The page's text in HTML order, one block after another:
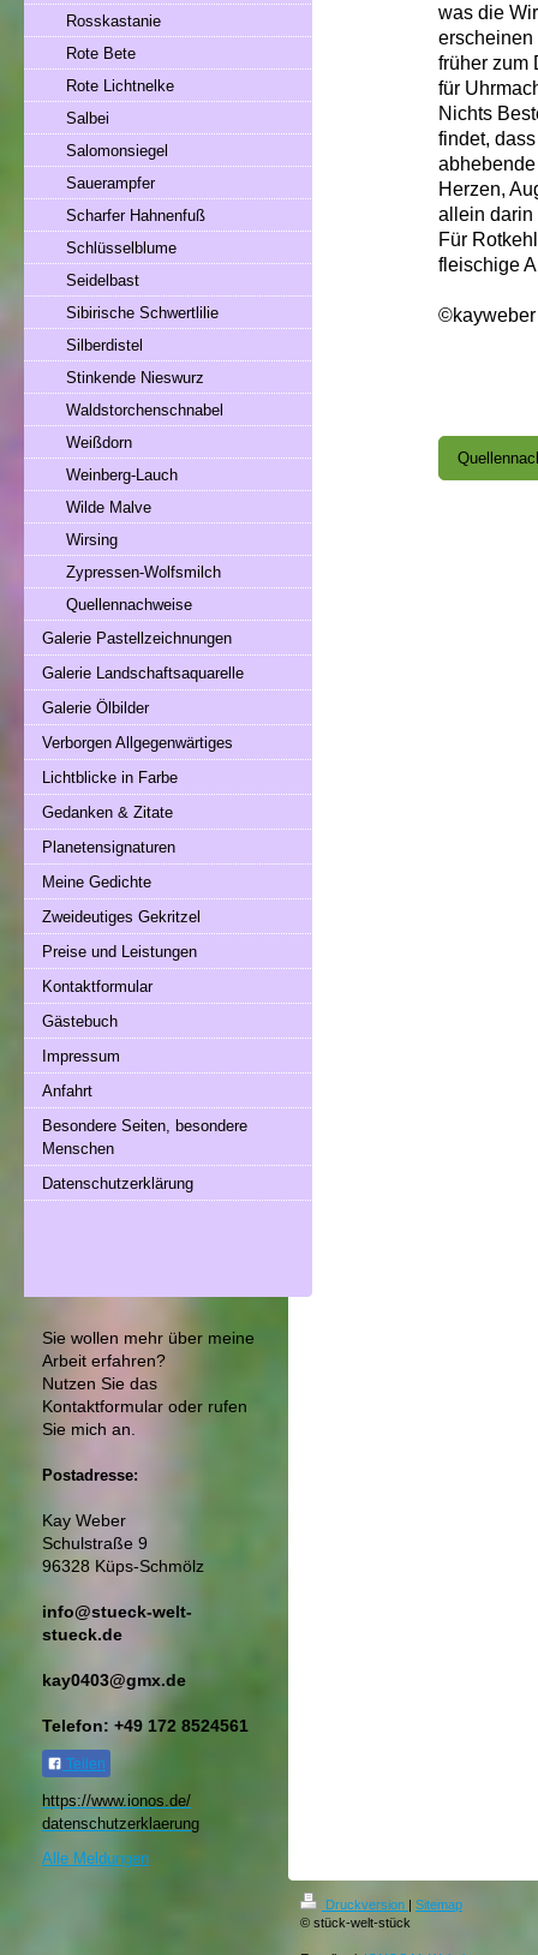
was die
erscheinen
früher zum
für
Nichts
findet,
Herzen,
allein darin
Für
fleischige
©kayweber
Rosskastanie
Rote Bete
Rote Lichtnelke
Salbei
Salomonsiegel
Sauerampfer
Scharfer Hahnenfuß
Schlüsselblume
Seidelbast
Sibirische Schwertlilie
Silberdistel
Stinkende Nieswurz
Waldstorchenschnabel
Weißdorn
Weinberg-Lauch
Wilde Malve
Wirsing
Zypressen-Wolfsmilch
Quellennachweise
Galerie Pastellzeichnungen
Galerie Landschaftsaquarelle
Galerie Ölbilder
Verborgen Allgegenwärtiges
Lichtblicke in Farbe
Gedanken & Zitate
Planetensignaturen
Meine Gedichte
Zweideutiges Gekritzel
Preise und Leistungen
Kontaktformular
Gästebuch
Impressum
Anfahrt
Besondere Seiten, besondere
Menschen
Datenschutzerklärung
Sie wollen mehr über meine
Arbeit erfahren?
Nutzen Sie das
Kontaktformular oder rufen
Sie mich an.
Postadresse:
Kay Weber
Schulstraße 9
96328 Küps-Schmölz
info@stueck-welt-
stueck.de
kay0403@gmx.de
Telefon: +49 172 8524561
Teilen
https://www.ionos.de/
datenschutzerklaerung​
Alle Meldungen
Druckversion | Sitemap
© stück-welt-stück